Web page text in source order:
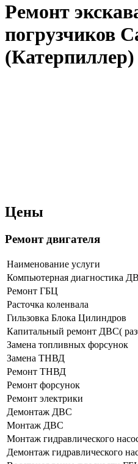
Ремонт
погрузчиков
(Катерпиллер)
Цены
Ремонт двигателя
Наименование уcлуги
Компьютерная диагностика
Ремонт ГБЦ
Расточка коленвала
Гильзовка Блока Цилиндров
Капитальный ремонт ДВС(
Замена топливных форсунок
Замена ТНВД
Ремонт ТНВД
Ремонт форсунок
Ремонт электрики
Демонтаж ДВС
Монтаж ДВС
Монтаж гидравлического
Демонтаж гидравлического